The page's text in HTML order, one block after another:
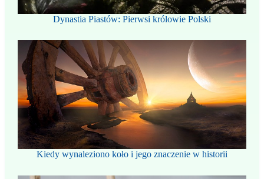
Dynastia Piastów: Pierwsi królowie Polski
Kiedy wynaleziono koło i jego znaczenie w historii